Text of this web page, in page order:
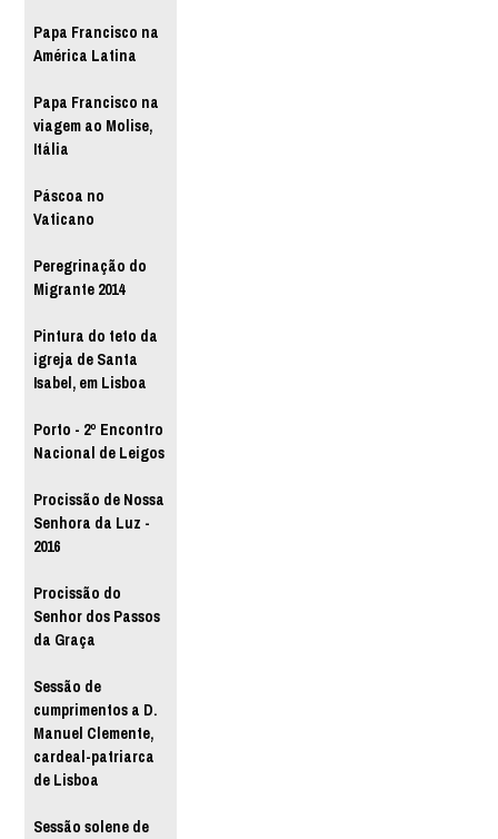
Papa Francisco na
América Latina
Papa Francisco na
viagem ao Molise,
Itália
Páscoa no
Vaticano
Peregrinação do
Migrante 2014
Pintura do teto da
igreja de Santa
Isabel, em Lisboa
Porto - 2º Encontro
Nacional de Leigos
Procissão de Nossa
Senhora da Luz -
2016
Procissão do
Senhor dos Passos
da Graça
Sessão de
cumprimentos a D.
Manuel Clemente,
cardeal-patriarca
de Lisboa
Sessão solene de